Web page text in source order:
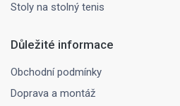
Stoly na stolný tenis
Důležité informace
Obchodní podmínky
Doprava a montáž